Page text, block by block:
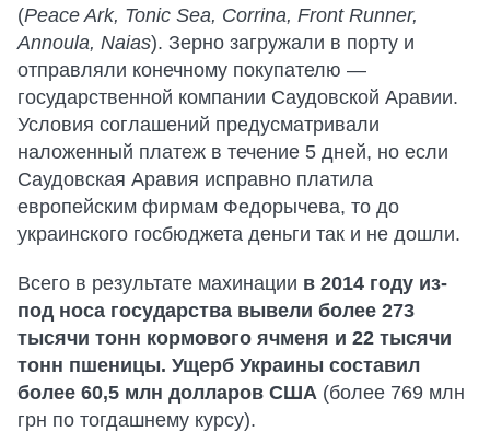
(Peace Ark, Tonic Sea, Corrina, Front Runner,
Annoula, Naias). Зерно загружали в порту и
отправляли конечному покупателю —
государственной компании Саудовской Аравии.
Условия соглашений предусматривали
наложенный платеж в течение 5 дней, но если
Саудовская Аравия исправно платила
европейским фирмам Федорычева, то до
украинского госбюджета деньги так и не дошли.
Всего в результате махинации в 2014 году из-
под носа государства вывели более 273
тысячи тонн кормового ячменя и 22 тысячи
тонн пшеницы. Ущерб Украины составил
более 60,5 млн долларов США (более 769 млн
грн по тогдашнему курсу).